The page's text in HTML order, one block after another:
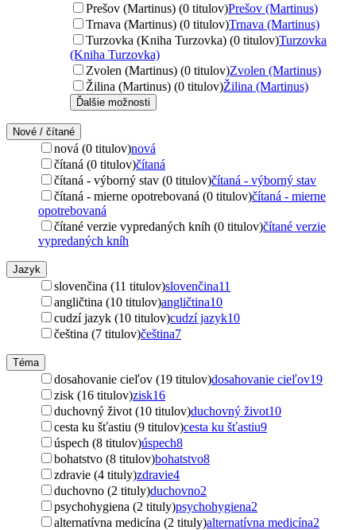
Prešov (Martinus) (0 titulov)Prešov (Martinus)
Trnava (Martinus) (0 titulov)Trnava (Martinus)
Turzovka (Kniha Turzovka) (0 titulov)Turzovka
(Kniha Turzovka)
Zvolen (Martinus) (0 titulov)Zvolen (Martinus)
Žilina (Martinus) (0 titulov)Žilina (Martinus)
Ďalšie možnosti
Nové / čítané
nová (0 titulov)nová
čítaná (0 titulov)čítaná
čítaná - výborný stav (0 titulov)čítaná - výborný stav
čítaná - mierne opotrebovaná (0 titulov)čítaná - mierne
opotrebovaná
čítané verzie vypredaných kníh (0 titulov)čítané verzie
vypredaných kníh
Jazyk
slovenčina (11 titulov)slovenčina11
angličtina (10 titulov)angličtina10
cudzí jazyk (10 titulov)cudzí jazyk10
čeština (7 titulov)čeština7
Téma
dosahovanie cieľov (19 titulov)dosahovanie cieľov19
zisk (16 titulov)zisk16
duchovný život (10 titulov)duchovný život10
cesta ku šťastiu (9 titulov)cesta ku šťastiu9
úspech (8 titulov)úspech8
bohatstvo (8 titulov)bohatstvo8
zdravie (4 tituly)zdravie4
duchovno (2 tituly)duchovno2
psychohygiena (2 tituly)psychohygiena2
alternatívna medicína (2 tituly)alternatívna medicína2